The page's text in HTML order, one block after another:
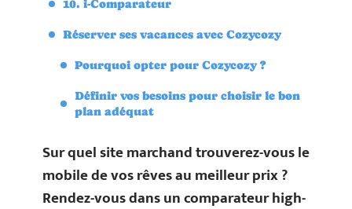
10. i-Comparateur
Réserver ses vacances avec Cozycozy
Pourquoi opter pour Cozycozy ?
Définir vos besoins pour choisir le bon
plan adéquat
Sur quel site marchand trouverez-vous le
mobile de vos rêves au meilleur prix ?
Rendez-vous dans un comparateur high-